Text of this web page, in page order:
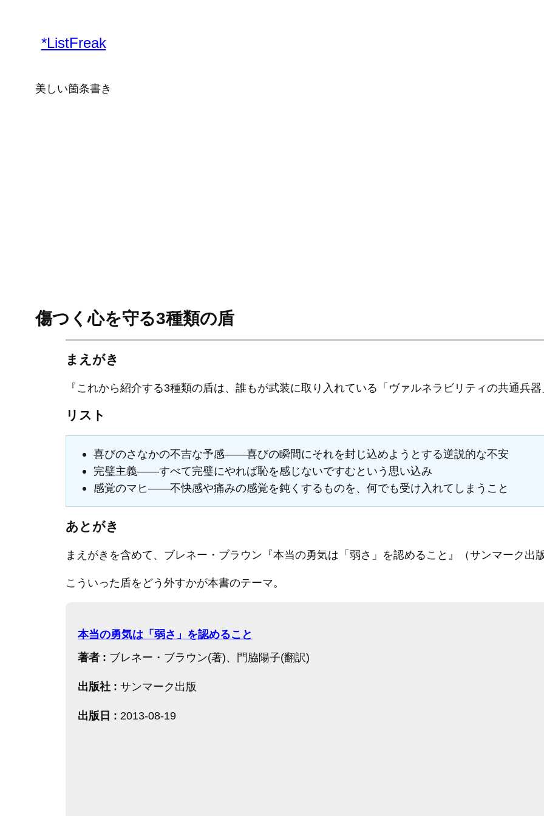
*ListFreak
美しい箇条書き
傷つく心を守る3種類の盾
まえがき
『これから紹介する3種類の盾は、誰もが武装に取り入れている「ヴァルネラビリティの共通兵
リスト
喜びのさなかの不吉な予感――喜びの瞬間にそれを封じ込めようとする逆説的な不安
完璧主義――すべて完璧にやれば恥を感じないですむという思い込み
感覚のマヒ――不快感や痛みの感覚を鈍くするものを、何でも受け入れてしまうこと
あとがき
まえがきを含めて、ブレネー・ブラウン『本当の勇気は「弱さ」を認めること』（サンマーク出
こういった盾をどう外すかが本書のテーマ。
本当の勇気は「弱さ」を認めること
著者 : ブレネー・ブラウン(著)、門脇陽子(翻訳)
出版社 : サンマーク出版
出版日 : 2013-08-19